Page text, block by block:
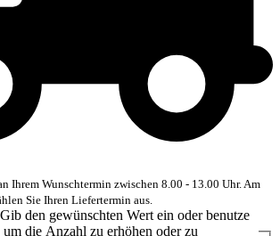
Ihrem Wunschtermin zwischen 8.00 - 13.00 Uhr. Am
Sie Ihren Liefertermin aus.
den gewünschten Wert ein oder benutze
die Anzahl zu erhöhen oder zu